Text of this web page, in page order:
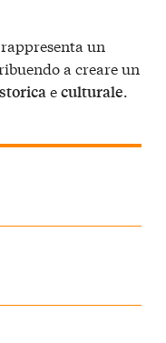
un
a creare un
storicaeculturale.